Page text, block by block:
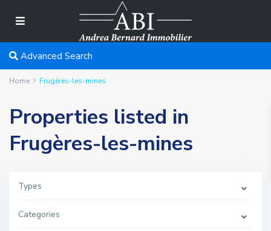
Advanced Search
Home Frugères-les-mines
Properties listed in
Frugères-les-mines
Types
Categories